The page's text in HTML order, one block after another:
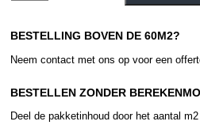
46979
aantal
BESTELLING BOVEN DE 60M2?
Neem contact met ons op voor een
BESTELLEN ZONDER
Deel de pakketinhoud door het aantal